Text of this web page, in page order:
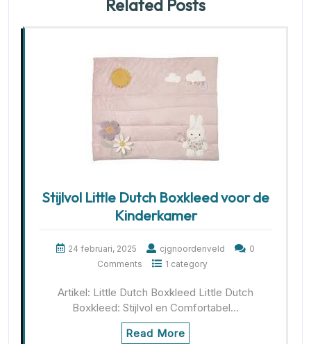
Related Posts
Stijlvol Little Dutch Boxkleed voor de
Kinderkamer
24 februari, 2025 cjgnoordenveld
0
Comments
1 category
Artikel: Little Dutch Boxkleed Little Dutch
Boxkleed: Stijlvol en Comfortabel…
Read More